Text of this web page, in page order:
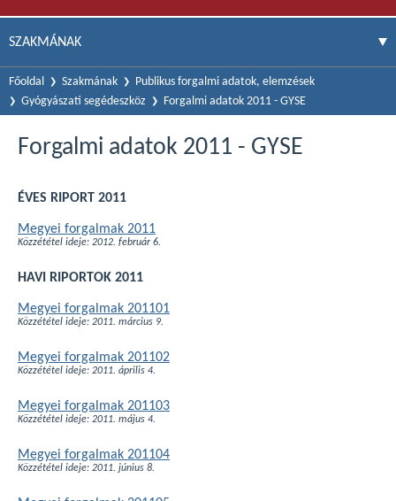
SZAKMÁNAK
Főoldal Szakmának
Publikus forgalmi adatok, elemzések
Gyógyászati segédeszköz
Forgalmi adatok 2011 - GYSE
Forgalmi adatok 2011 - GYSE
ÉVES RIPORT 2011
Megyei forgalmak 2011
Közzététel ideje: 2012. február 6.
HAVI RIPORTOK 2011
Megyei forgalmak 201101
Közzététel ideje: 2011. március 9.
Megyei forgalmak 201102
Közzététel ideje: 2011. április 4.
Megyei forgalmak 201103
Közzététel ideje: 2011. május 4.
Megyei forgalmak 201104
Közzététel ideje: 2011. június 8.